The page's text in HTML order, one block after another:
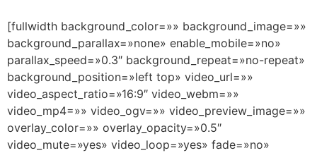
[fullwidth background_color=»» background_image=»»
background_parallax=»none» enable_mobile=»no»
parallax_speed=»0.3″ background_repeat=»no-repeat»
background_position=»left top» video_url=»»
video_aspect_ratio=»16:9″ video_webm=»»
video_mp4=»» video_ogv=»» video_preview_image=»»
overlay_color=»» overlay_opacity=»0.5″
video_mute=»yes» video_loop=»yes» fade=»no»